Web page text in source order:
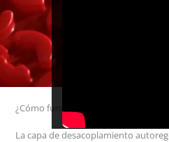
¿Cómo funciona el sistema de
La capa de desacoplamiento